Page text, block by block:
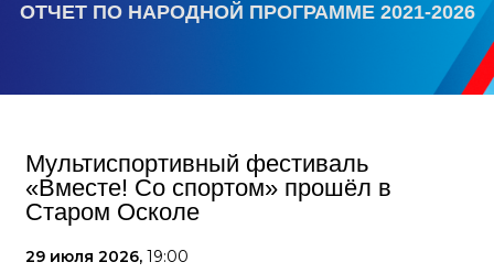
ОТЧЕТ ПО НАРОДНОЙ ПРОГРАММЕ 2021-2026
Мультиспортивный фестиваль
«Вместе! Со спортом» прошёл в
Старом Осколе
29 июля 2026, 19:00